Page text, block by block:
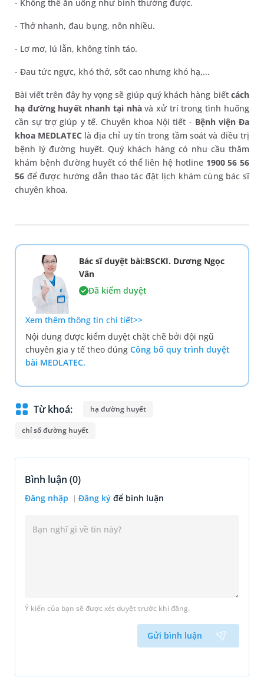
- Không thể ăn uống như bình thường được.
- Thở nhanh, đau bụng, nôn nhiều.
- Lơ mơ, lú lẫn, không tỉnh táo.
- Đau tức ngực, khó thở, sốt cao nhưng khó hạ,...
Bài viết trên đây hy vọng sẽ giúp quý khách hàng biếtcách
hạ đường huyết nhanh tại nhàvà xử trí trong tình huống
cần sự trợ giúp y tế. Chuyên khoa Nội tiết - Bệnh viện Đa
khoa MEDLATEClà địa chỉ uy tín trong tầm soát và điều trị
bệnh lý đường huyết. Quý khách hàng có nhu cầu thăm
khám bệnh đường huyết có thể liên hệ hotline 1900 56 56
56 để được hướng dẫn thao tác đặt lịch khám cùng bác sĩ
chuyên khoa.
Bác sĩ duyệt bài:BSCKI. Dương Ngọc
Vân
Đã kiểm duyệt
Xem thêm thông tin chi tiết>>
Nội dung được kiểm duyệt chặt chẽ bởi đội ngũ
chuyên gia y tế theo đúng Công bố quy trình duyệt
bài MEDLATEC.
Từ khoá: hạ đường huyết
chỉ số đường huyết
Bình luận (0)
Đăng nhập Đăng ký để bình luận
Ý kiến của bạn sẽ được xét duyệt trước khi đăng.
Gửi bình luận